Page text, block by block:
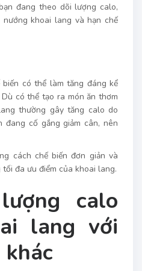
đang theo dõi lượng calo,
khoai lang và hạn chế
có thể làm tăng đáng kể
có thể tạo ra món ăn thơm
thường gây tăng calo do
đang cố gắng giảm cân, nên
cách chế biến đơn giản và
đa ưu điểm của khoai lang.
calo
lang với